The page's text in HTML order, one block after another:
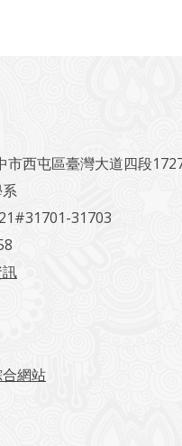
市西屯區臺灣大道四段
31703
網站